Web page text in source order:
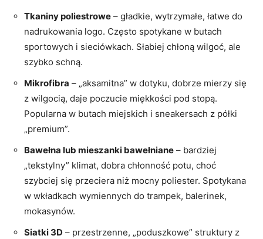
Tkaniny poliestrowe – gładkie, wytrzymałe, łatwe do
nadrukowania logo. Często spotykane w butach
sportowych i sieciówkach. Słabiej chłoną wilgoć, ale
szybko schną.
Mikrofibra – „aksamitna” w dotyku, dobrze mierzy się
z wilgocią, daje poczucie miękkości pod stopą.
Popularna w butach miejskich i sneakersach z półki
„premium”.
Bawełna lub mieszanki bawełniane – bardziej
„tekstylny” klimat, dobra chłonność potu, choć
szybciej się przeciera niż mocny poliester. Spotykana
w wkładkach wymiennych do trampek, balerinek,
mokasynów.
Siatki 3D – przestrzenne, „poduszkowe” struktury z